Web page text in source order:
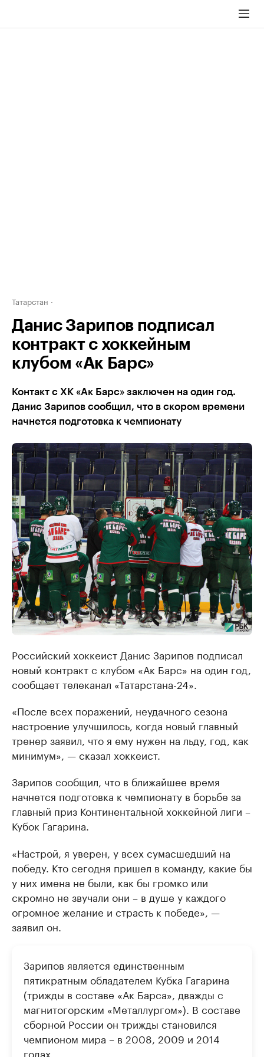
Татарстан
Данис Зарипов подписал
контракт с хоккейным
клубом «Ак Барс»
Контакт с ХК «Ак Барс» заключен на один год.
Данис Зарипов сообщил, что в скором времени
начнется подготовка к чемпионату
Российский хоккеист Данис Зарипов подписал
новый контракт с клубом «Ак Барс» на один год,
сообщает телеканал «Татарстана-24».
«После всех поражений, неудачного сезона
настроение улучшилось, когда новый главный
тренер заявил, что я ему нужен на льду, год, как
минимум», — сказал хоккеист.
Зарипов сообщил, что в ближайшее время
начнется подготовка к чемпионату в борьбе за
главный приз Континентальной хоккейной лиги –
Кубок Гагарина.
«Настрой, я уверен, у всех сумасшедший на
победу. Кто сегодня пришел в команду, какие бы
у них имена не были, как бы громко или
скромно не звучали они – в душе у каждого
огромное желание и страсть к победе», —
заявил он.
Зарипов является единственным
пятикратным обладателем Кубка Гагарина
(трижды в составе «Ак Барса», дважды с
магнитогорским «Металлургом»). В составе
сборной России он трижды становился
чемпионом мира – в 2008, 2009 и 2014
годах.